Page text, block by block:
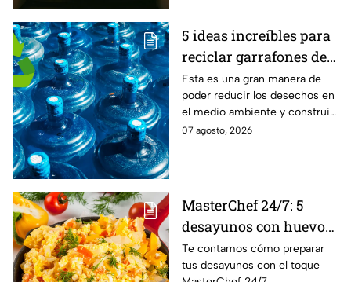
5 ideas increíbles para
reciclar garrafones de
agua que no utilizas
Esta es una gran manera de
poder reducir los desechos en
el medio ambiente y construir
grandes objetos.
07 agosto, 2026
MasterChef 24/7: 5
desayunos con huevo
al estilo de la cocina
más famosa de México
Te contamos cómo preparar
tus desayunos con el toque